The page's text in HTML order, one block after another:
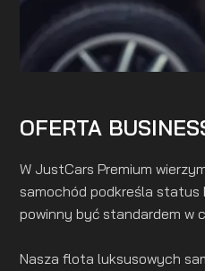
OFERTA
W JustCars Premium
samochód podkreśla status
powinny być standardem w
Nasza flota luksusowych